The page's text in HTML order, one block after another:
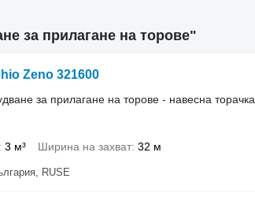
за прилагане на торове"
Zeno 321600
за прилагане на торове - навесна торачка
3 м³ Ширина на захват 32 м
RUSE